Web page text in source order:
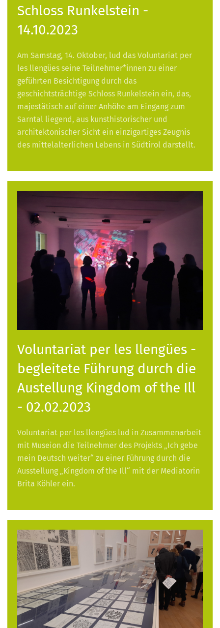
Schloss Runkelstein -
14.10.2023
Am Samstag, 14. Oktober, lud das Voluntariat per
les llengües seine Teilnehmer*innen zu einer
geführten Besichtigung durch das
geschichtsträchtige Schloss Runkelstein ein, das,
majestätisch auf einer Anhöhe am Eingang zum
Sarntal liegend, aus kunsthistorischer und
architektonischer Sicht ein einzigartiges Zeugnis
des mittelalterlichen Lebens in Südtirol darstellt.
Voluntariat per les llengües -
begleitete Führung durch die
Austellung Kingdom of the Ill
- 02.02.2023
Voluntariat per les llengües lud in Zusammenarbeit
mit Museion die Teilnehmer des Projekts „Ich gebe
mein Deutsch weiter“ zu einer Führung durch die
Ausstellung „Kingdom of the Ill“ mit der Mediatorin
Brita Köhler ein.